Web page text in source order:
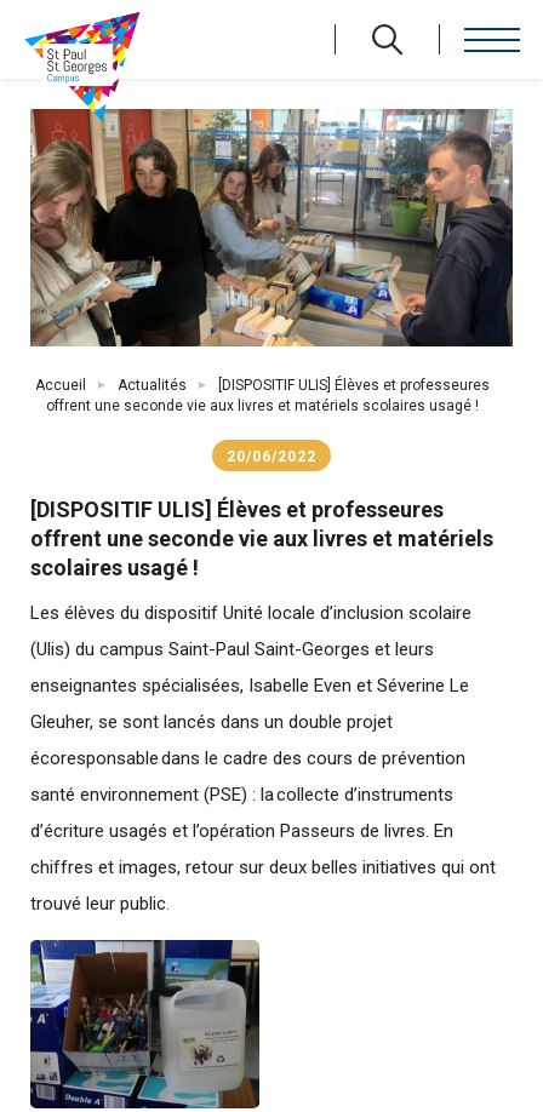
contenu
principal
Fil
d'Ariane
Accueil Actualités
[DISPOSITIF ULIS] Élèves et professeures
offrent une seconde vie aux livres et matériels scolaires usagé !
20/06/2022
[DISPOSITIF ULIS] Élèves et professeures
offrent une seconde vie aux livres et matériels
scolaires usagé !
Les élèves du dispositif Unité locale d’inclusion scolaire
(Ulis) du campus Saint-Paul Saint-Georges et leurs
enseignantes spécialisées, Isabelle Even et Séverine Le
Gleuher, se sont lancés dans un double projet
écoresponsable dans le cadre des cours de prévention
santé environnement (PSE) : la collecte d’instruments
d’écriture usagés et l’opération Passeurs de livres. En
chiffres et images, retour sur deux belles initiatives qui ont
trouvé leur public.